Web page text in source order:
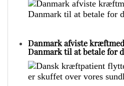
Danmark afviste
Danmark til at betale for